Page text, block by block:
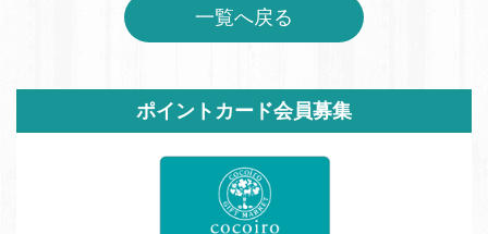
一覧へ戻る
イ
ポイントカード会員募集